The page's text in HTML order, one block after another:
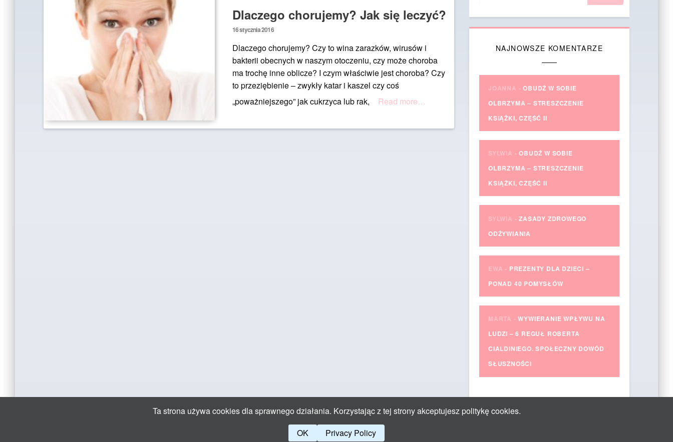
Dlaczego chorujemy? Jak się leczyć?
Posted
16 stycznia 2016
Dlaczego chorujemy? Czy to wina zarazków, wirusów i
bakterii obecnych w naszym otoczeniu, czy może choroba
ma trochę inne oblicze? I czym właściwie jest choroba? Czy
to przeziębienie – zwykły katar i kaszel czy coś
„poważniejszego” jak cukrzyca lub rak,
Read more…
NAJNOWSZE KOMENTARZE
JOANNA -OBUDŹ W SOBIE
OLBRZYMA – STRESZCZENIE
KSIĄŻKI, CZĘŚĆ II
SYLWIA -OBUDŹ W SOBIE
OLBRZYMA – STRESZCZENIE
KSIĄŻKI, CZĘŚĆ II
SYLWIA -ZASADY ZDROWEGO
ODŻYWIANIA
EWA - PREZENTY DLA DZIECI –
PONAD 40 POMYSŁÓW
MARTA -WYWIERANIE WPŁYWU NA
LUDZI – 6 REGUŁ ROBERTA
CIALDINIEGO. SPOŁECZNY DOWÓD
SŁUSZNOŚCI
Ta strona używa cookies dla sprawnego działania. Korzystając z tej strony akceptujesz politykę cookies.
OK
Privacy Policy